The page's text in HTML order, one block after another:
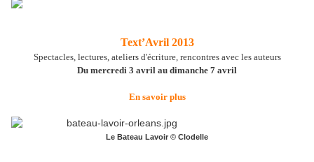
Text’Avril 2013
Spectacles, lectures, ateliers d'écriture, rencontres avec les auteurs
Du mercredi 3 avril au dimanche 7 avril
En savoir plus
Le Bateau Lavoir © Clodelle